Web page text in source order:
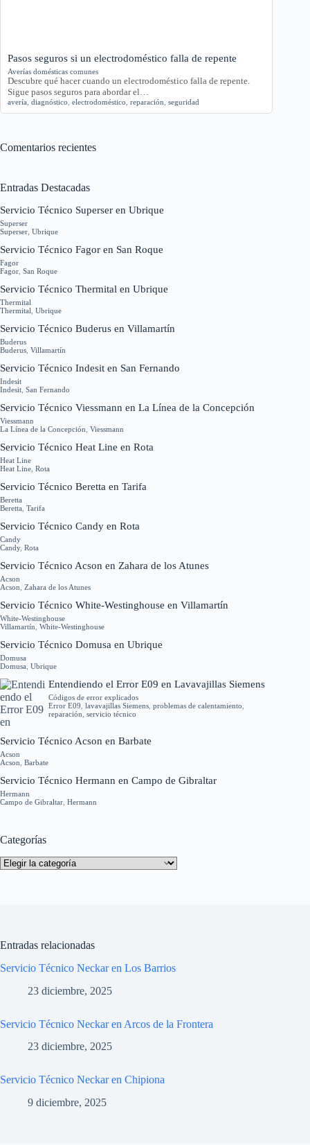
Pasos seguros si un electrodoméstico falla de repente
Averías domésticas comunes
Descubre qué hacer cuando un electrodoméstico falla de repente.
Sigue pasos seguros para abordar el…
avería diagnóstico electrodoméstico reparación seguridad
Comentarios recientes
Entradas Destacadas
Servicio Técnico Superser en Ubrique
Superser
Superser Ubrique
Servicio Técnico Fagor en San Roque
Fagor
Fagor San Roque
Servicio Técnico Thermital en Ubrique
Thermital
Thermital Ubrique
Servicio Técnico Buderus en Villamartín
Buderus
Buderus Villamartín
Servicio Técnico Indesit en San Fernando
Indesit
Indesit San Fernando
Servicio Técnico Viessmann en La Línea de la Concepción
Viessmann
La Línea de la Concepción Viessmann
Servicio Técnico Heat Line en Rota
Heat Line
Heat Line Rota
Servicio Técnico Beretta en Tarifa
Beretta
Beretta Tarifa
Servicio Técnico Candy en Rota
Candy
Candy, Rota
Servicio Técnico Acson en Zahara de los Atunes
Acson
Acson Zahara de los Atunes
Servicio Técnico White-Westinghouse en Villamartín
White-Westinghouse
Villamartín White-Westinghouse
Servicio Técnico Domusa en Ubrique
Domusa
Domusa Ubrique
Entendiendo el Error E09 en Lavavajillas Siemens
Códigos de error explicados
Error E09 lavavajillas Siemens problemas de calentamiento
reparación servicio técnico
Servicio Técnico Acson en Barbate
Acson
Acson Barbate
Servicio Técnico Hermann en Campo de Gibraltar
Hermann
Campo de Gibraltar Hermann
Categorías
Categorías
Entradas relacionadas
Servicio Técnico Neckar en Los Barrios
23 diciembre, 2025
Servicio Técnico Neckar en Arcos de la Frontera
23 diciembre, 2025
Servicio Técnico Neckar en Chipiona
9 diciembre, 2025